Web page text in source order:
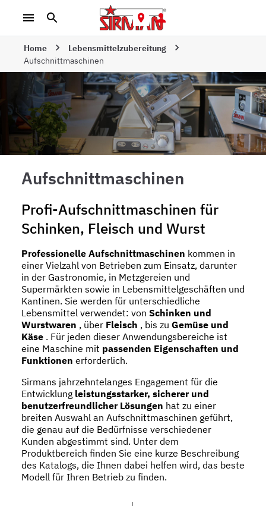
Home
Lebensmittelzubereitung
Aufschnittmaschinen
Aufschnittmaschinen
Profi-Aufschnittmaschinen für
Schinken, Fleisch und Wurst
Professionelle Aufschnittmaschinen kommen in
einer Vielzahl von Betrieben zum Einsatz, darunter
in der Gastronomie, in Metzgereien und
Supermärkten sowie in Lebensmittelgeschäften und
Kantinen. Sie werden für unterschiedliche
Lebensmittel verwendet: von Schinken und
Wurstwaren , über Fleisch , bis zu Gemüse und
Käse . Für jeden dieser Anwendungsbereiche ist
eine Maschine mit passenden Eigenschaften und
Funktionen erforderlich.
Sirmans jahrzehntelanges Engagement für die
Entwicklung leistungsstarker, sicherer und
benutzerfreundlicher Lösungen hat zu einer
breiten Auswahl an Aufschnittmaschinen geführt,
die genau auf die Bedürfnisse verschiedener
Kunden abgestimmt sind. Unter dem
Produktbereich finden Sie eine kurze Beschreibung
des Katalogs, die Ihnen dabei helfen wird, das beste
Modell für Ihren Betrieb zu finden.